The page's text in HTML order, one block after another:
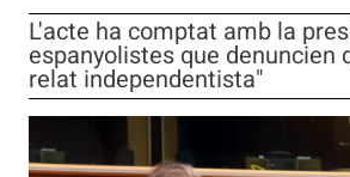
L'acte ha comptat amb la
espanyolistes que denuncien
relat independentista"